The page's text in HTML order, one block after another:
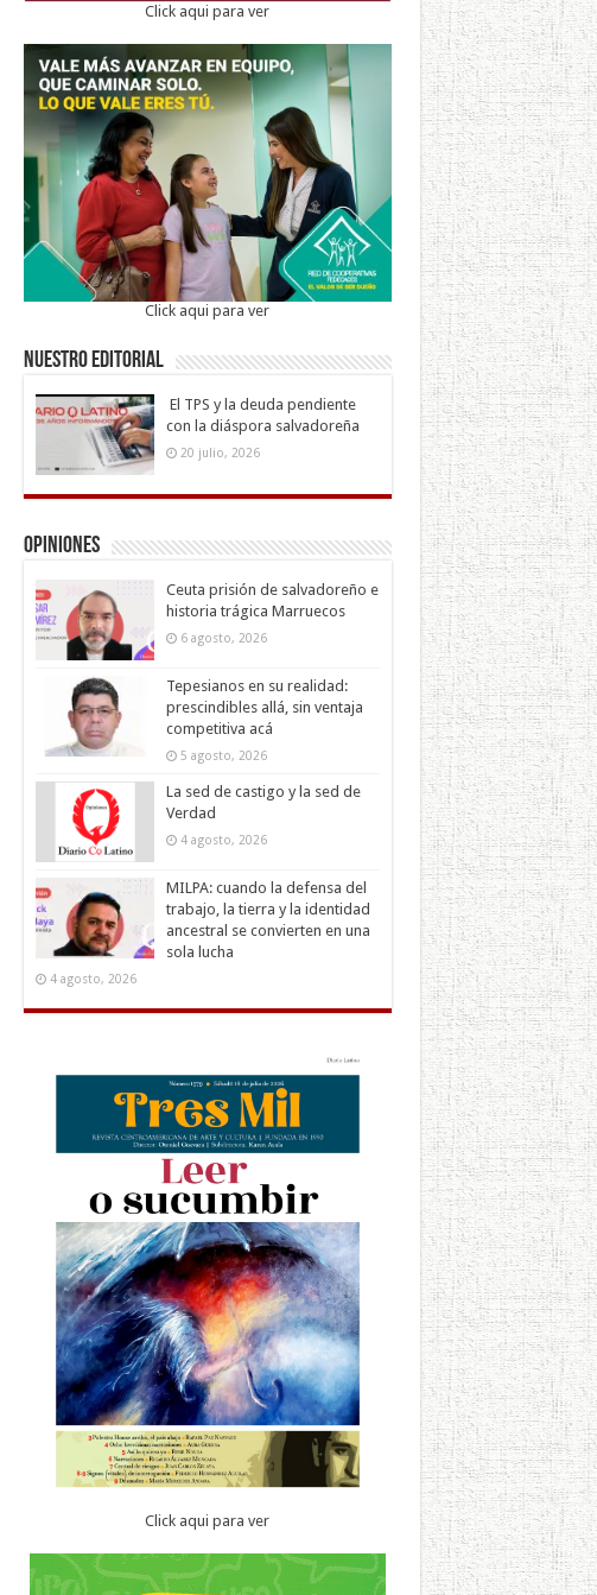
Click aqui para ver
Click aqui para ver
Nuestro Editorial
El TPS y la deuda pendiente
con la diáspora salvadoreña
20 julio, 2026
Opiniones
Ceuta prisión de salvadoreño e
historia trágica Marruecos
6 agosto, 2026
Tepesianos en su realidad:
prescindibles allá, sin ventaja
competitiva acá
5 agosto, 2026
La sed de castigo y la sed de
Verdad
4 agosto, 2026
MILPA: cuando la defensa del
trabajo, la tierra y la identidad
ancestral se convierten en una
sola lucha
4 agosto, 2026
Click aqui para ver